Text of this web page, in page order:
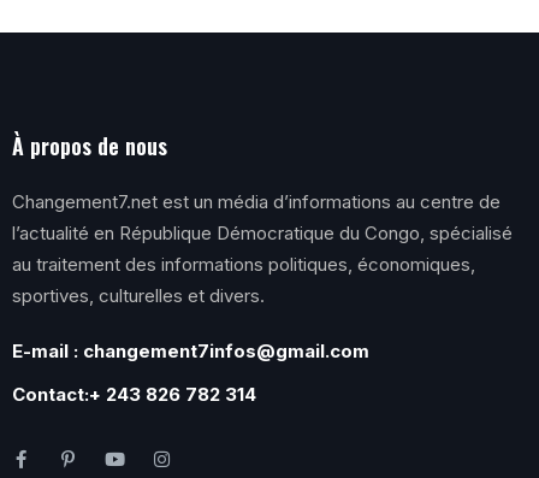
À propos de nous
Changement7.net est un média d’informations au centre de
l’actualité en République Démocratique du Congo, spécialisé
au traitement des informations politiques, économiques,
sportives, culturelles et divers.
E-mail : changement7infos@gmail.com
Contact:+ 243 826 782 314